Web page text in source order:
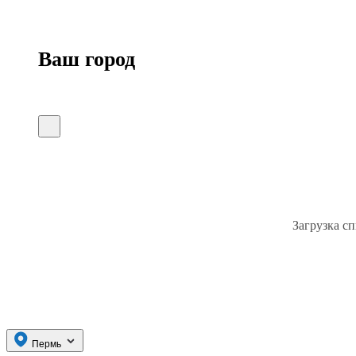
Ваш город
Загрузка
Пермь